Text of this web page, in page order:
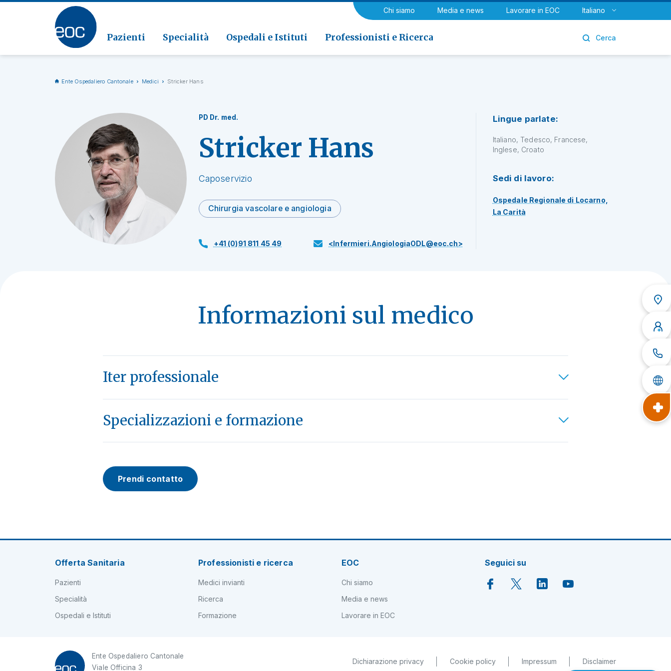
Chi siamo Media e news Lavorare in EOC Italiano
Pazienti Specialità Ospedali e Istituti Professionisti e Ricerca Cerca
Vai alla sezione
Medicina riabilitativa
Neurologia e Neurochirurgia Urologia
Clinica di Riabilitazione EOC, Novaggio
Patologia
Ente Ospedaliero Cantonale Medici Stricker Hans
PD Dr. med.
Stricker Hans
Caposervizio
Chirurgia vascolare e angiologia
+41 (0)91 811 45 49 <Infermieri.AngiologiaODL@eoc.ch>
Lingue parlate:
Italiano, Tedesco, Francese,
Inglese, Croato
Sedi di lavoro:
Ospedale Regionale di Locarno,
La Carità
Informazioni sul medico
Iter professionale
Specializzazioni e formazione
Prendi contatto
Offerta Sanitaria
Pazienti
Specialità
Ospedali e Istituti
Professionisti e ricerca
Medici invianti
Ricerca
Formazione
EOC
Chi siamo
Media e news
Lavorare in EOC
Seguici su
Ente Ospedaliero Cantonale
Viale Officina 3
Dichiarazione privacy Cookie policy Impressum Disclaimer